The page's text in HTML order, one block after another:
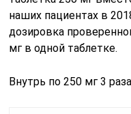
наших пациентах в
дозировка
мг в одной таблетке.
Внутрь по 250 мг 3